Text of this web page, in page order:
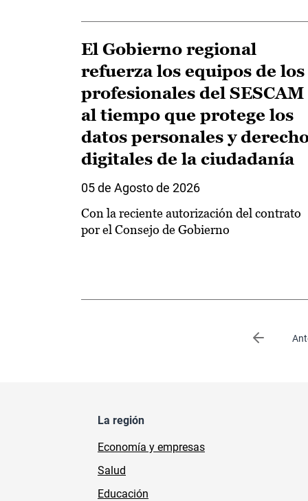
El Gobierno regional
refuerza los equipos de los
profesionales del SESCAM
al tiempo que protege los
datos personales y
digitales de la ciudadanía
05 de Agosto de 2026
Con la reciente autorización del contrato
por el Consejo de Gobierno
Página
La región
Economía y empresas
Salud
Educación